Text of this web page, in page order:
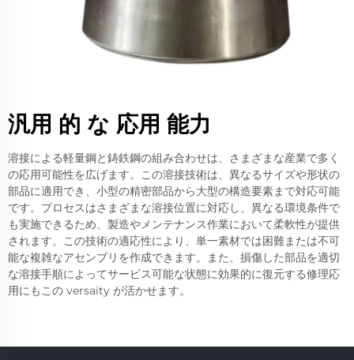
汎用 的 な 応用 能力
溶接による軽量鋼と鋳鉄鋼の組み合わせは、さまざまな産業で多く
の応用可能性を広げます。この溶接技術は、異なるサイズや形状の
部品に適用でき、小型の精密部品から大型の構造要素まで対応可能
です。プロセスはさまざまな溶接位置に対応し、異なる環境条件で
も実施できるため、製造やメンテナンス作業において柔軟性が提供
されます。この技術の適応性により、単一素材では困難または不可
能な複雑なアセンブリを作成できます。また、損傷した部品を適切
な溶接手順によってサービス可能な状態に効果的に復元する修理応
用にもこの versaity が活かせます。